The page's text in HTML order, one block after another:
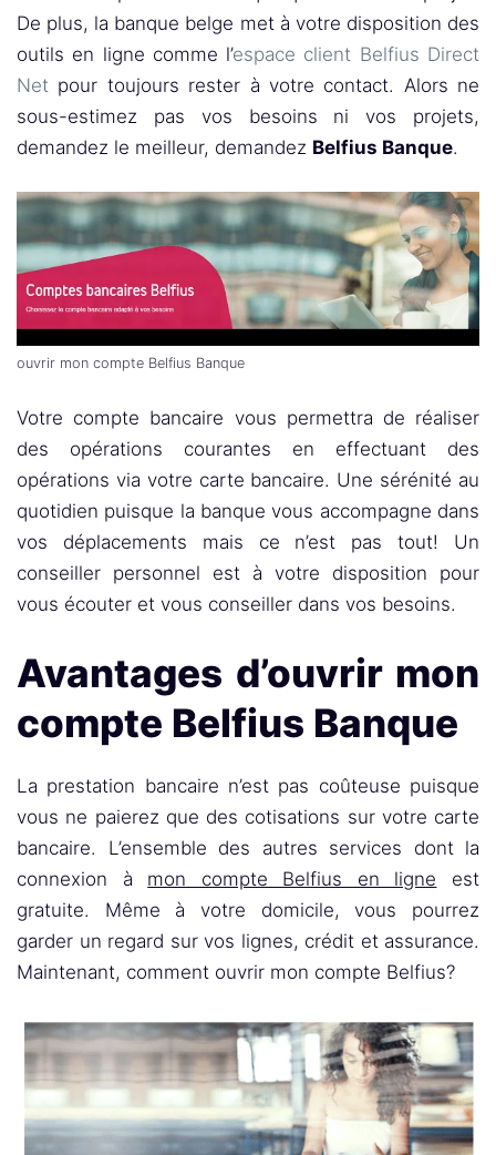
De plus, la banque belge met à votre disposition des
outils en ligne comme l’espace client Belfius Direct
Net pour toujours rester à votre contact. Alors ne
sous-estimez pas vos besoins ni vos projets,
demandez le meilleur, demandez Belfius Banque.
ouvrir mon compte Belfius Banque
Votre compte bancaire vous permettra de réaliser
des opérations courantes en effectuant des
opérations via votre carte bancaire. Une sérénité au
quotidien puisque la banque vous accompagne dans
vos déplacements mais ce n’est pas tout! Un
conseiller personnel est à votre disposition pour
vous écouter et vous conseiller dans vos besoins.
Avantages d’ouvrir mon
compte Belfius Banque
La prestation bancaire n’est pas coûteuse puisque
vous ne paierez que des cotisations sur votre carte
bancaire. L’ensemble des autres services dont la
connexion à mon compte Belfius en ligne est
gratuite. Même à votre domicile, vous pourrez
garder un regard sur vos lignes, crédit et assurance.
Maintenant, comment ouvrir mon compte Belfius?